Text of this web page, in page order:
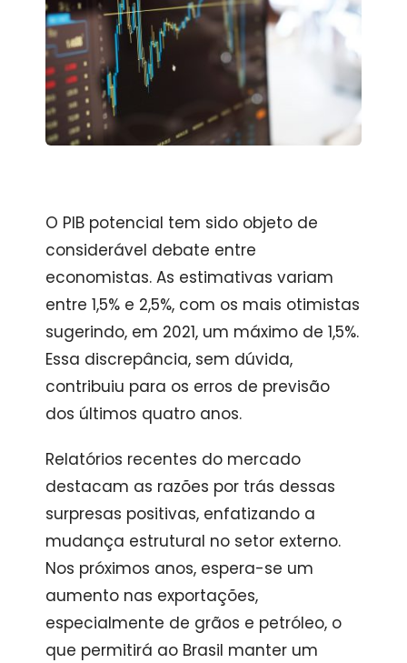
O PIB potencial tem sido objeto de
considerável debate entre
economistas. As estimativas variam
entre 1,5% e 2,5%, com os mais otimistas
sugerindo, em 2021, um máximo de 1,5%.
Essa discrepância, sem dúvida,
contribuiu para os erros de previsão
dos últimos quatro anos.
Relatórios recentes do mercado
destacam as razões por trás dessas
surpresas positivas, enfatizando a
mudança estrutural no setor externo.
Nos próximos anos, espera-se um
aumento nas exportações,
especialmente de grãos e petróleo, o
que permitirá ao Brasil manter um